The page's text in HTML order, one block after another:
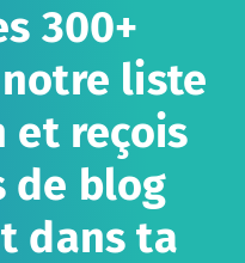
300+
liste
et reçois
de blog
dans ta